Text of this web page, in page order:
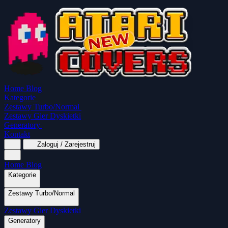
Home Blog
Kategorie
Zestawy Turbo/Normal
Zestawy Gier Dyskietki
Generatory
Kontakt
Zaloguj / Zarejestruj
Home Blog
Kategorie
Wszystkie kategorie
Zestawy Turbo/Normal
MapaSoft Turbo ROM SparkTurbo 2000
Mina Grubcio Normal
Zestawy Gier Dyskietki
Generatory